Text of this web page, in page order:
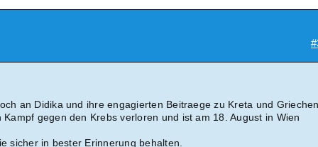
an Didika und ihre engagierten Beitraege zu Kreta und
gegen den Krebs verloren und ist am 18. August in Wien
sicher in bester Erinnerung behalten.